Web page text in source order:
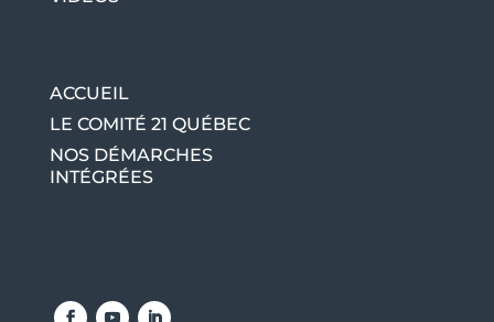
ACCUEIL
LE COMITÉ 21 QUÉBEC
NOS DÉMARCHES
INTÉGRÉES